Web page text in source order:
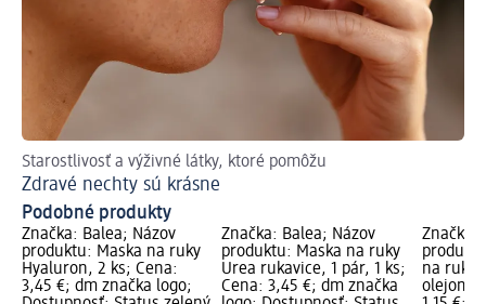
Starostlivosť a výživné látky, ktoré pomôžu
Zdravé nechty sú krásne
Podobné produkty
Značka: Balea; Názov
produktu: Maska na ruky
Hyaluron, 2 ks; Cena:
3,45 €; dm značka logo;
Značka: Balea; Názov
produktu: Maska na ruky
Urea rukavice, 1 pár, 1 ks;
Cena: 3,45 €; dm značka
Značka:
na ruky
olejom,